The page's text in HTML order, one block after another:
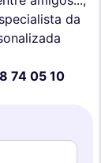
da
74 05 10